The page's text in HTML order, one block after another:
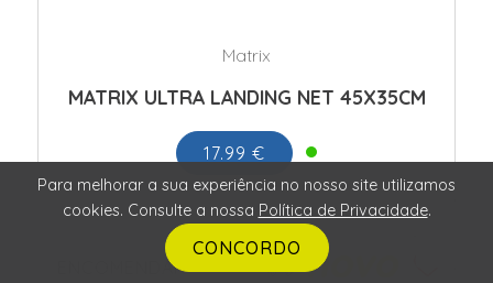
Matrix
MATRIX ULTRA LANDING NET 45X35CM
17.99 €
ENCOMENDAR
Para melhorar a sua experiência no nosso site utilizamos
cookies. Consulte a nossa Política de Privacidade.
CONCORDO